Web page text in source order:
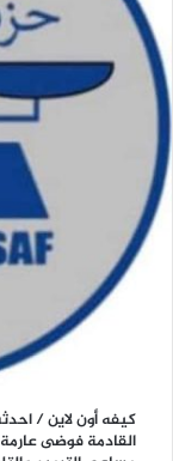
كيفه أون لاين /
القادمة فوضى